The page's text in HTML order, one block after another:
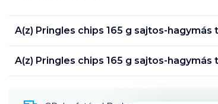
A(z) Pringles chips 165 g sajtos-hagymás
A(z) Pringles chips 165 g sajtos-hagymás